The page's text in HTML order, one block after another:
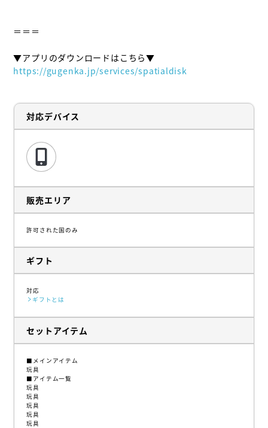
＝＝＝
https://gugenka.jp/services/spatialdisk
対応デバイス
販売エリア
許可された国のみ
ギフト
対応
ギフトとは
セットアイテム
■メインアイテム
玩具
■アイテム一覧
玩具
玩具
玩具
玩具
玩具